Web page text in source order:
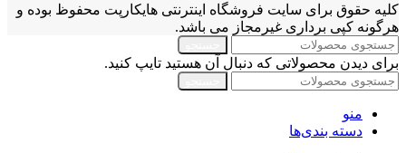
کلیه حقوق برای سایت فروشگاه اینترنتی هایکارپت محفوظ بوده و
هرگونه کپی برداری غیرمجاز می باشد.
برای دیدن محصولاتی که دنبال آن هستید تایپ کنید.
منو
دسته بندی‌ها